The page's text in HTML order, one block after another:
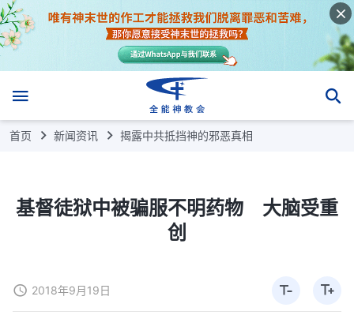
首页 新闻资讯 揭露中共抵挡神的邪恶真相
基督徒狱中被骗服不明药物 大脑受重
创
2018年9月19日